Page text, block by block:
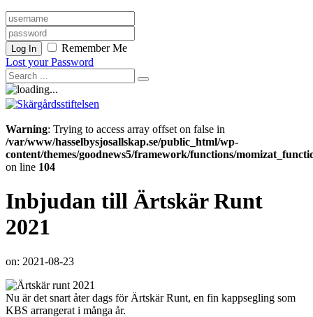
Log In
Remember Me
Lost your Password
Warning: Trying to access array offset on false in
/var/www/hasselbysjosallskap.se/public_html/wp-
content/themes/goodnews5/framework/functions/
on line 104
Inbjudan till Ärtskär Runt
2021
on: 2021-08-23
Nu är det snart åter dags för Ärtskär Runt, en fin kappsegling som
KBS arrangerat i många år.